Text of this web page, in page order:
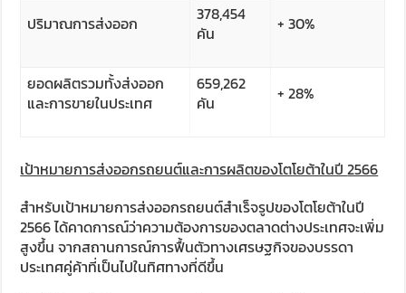
ปริมาณการส่งออก
378,454
คัน
+ 30%
ยอดผลิตรวมทั้งส่งออก
และการขายในประเทศ
659,262
คัน
+ 28%
เป้าหมายการส่งออกรถยนต์และการผลิตของโตโยต้าในปี2566
สำหรับเป้าหมายการส่งออกรถยนต์สำเร็จรูปของโตโยต้าในปี
2566 ได้คาดการณ์ว่าความต้องการของตลาดต่างประเทศจะเพิ่ม
สูงขึ้น จากสถานการณ์การฟื้นตัวทางเศรษฐกิจของบรรดา
ประเทศคู่ค้าที่เป็นไปในทิศทางที่ดีขึ้น